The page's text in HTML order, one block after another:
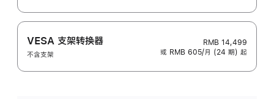
VESA 支架转换器
不含支架
RMB 14,499
或 RMB 605/月 (24 期) 起